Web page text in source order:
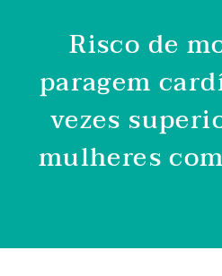
Risco de
paragem
vezes
mulheres